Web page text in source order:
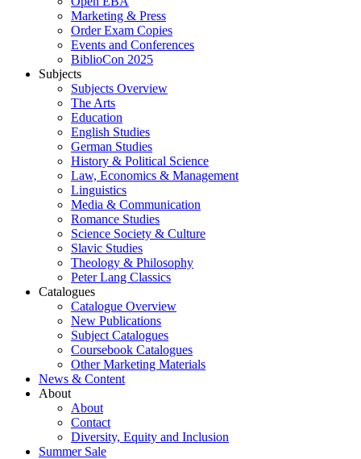
Marketing & Press
Order Exam Copies
Events and Conferences
BiblioCon 2025
Subjects
Subjects Overview
The Arts
Education
English Studies
German Studies
History & Political Science
Law, Economics & Management
Linguistics
Media & Communication
Romance Studies
Science Society & Culture
Slavic Studies
Theology & Philosophy
Peter Lang Classics
Catalogues
Catalogue Overview
New Publications
Subject Catalogues
Coursebook Catalogues
Other Marketing Materials
News & Content
About
About
Contact
Diversity, Equity and Inclusion
Summer Sale